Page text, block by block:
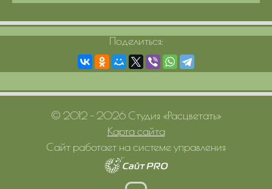
Поделиться:
© 2012 – 2026 Студия «Расцветать»
Карта сайта
Сайт работает на системе управления